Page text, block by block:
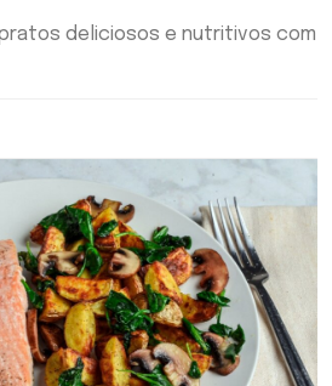
deliciosos e nutritivos com